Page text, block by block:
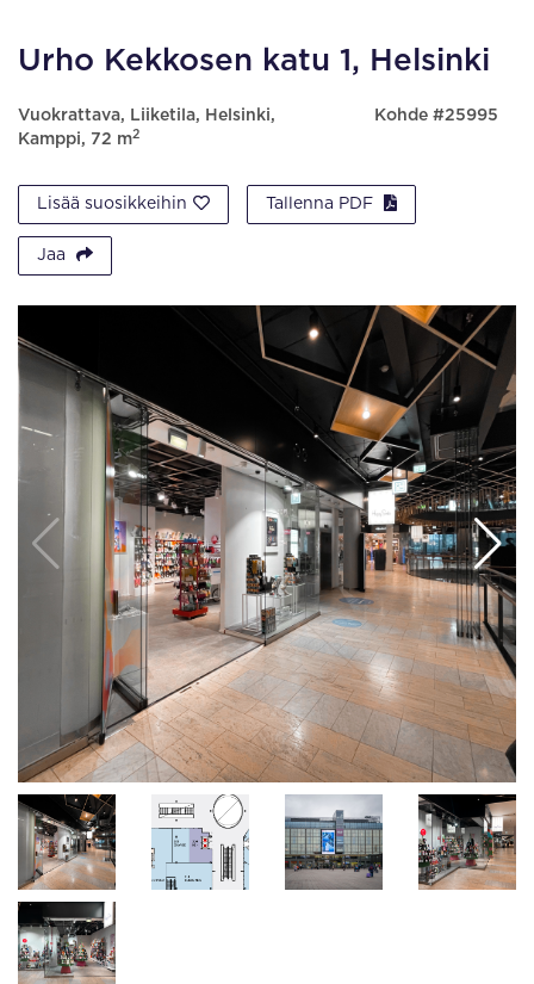
Urho Kekkosen katu 1, Helsinki
Vuokrattava, Liiketila, Helsinki,
Kamppi, 72 m2
Kohde #25995
Lisää suosikkeihin Tallenna PDF
Jaa